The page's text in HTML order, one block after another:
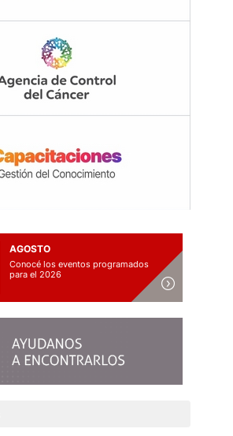
AGOSTO
Conocé los eventos programados
para el 2026